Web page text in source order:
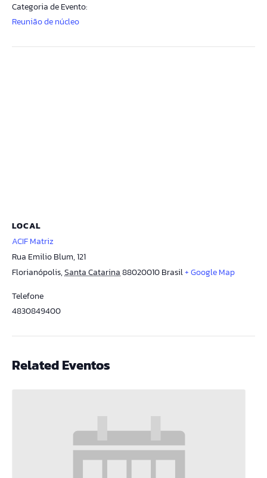
Categoria de Evento:
Reunião de núcleo
LOCAL
ACIF Matriz
Rua Emilio Blum, 121
Florianópolis,Santa Catarina88020010Brasil+ Google Map
Telefone
4830849400
Related Eventos